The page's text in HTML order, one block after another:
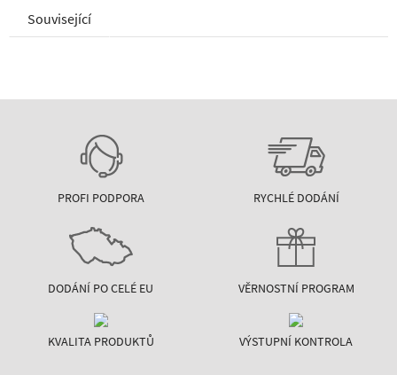
Související
PROFI PODPORA RYCHLÉ DODÁNÍ
DODÁNÍ PO CELÉ EU VĚRNOSTNÍ PROGRAM
KVALITA PRODUKTŮ VÝSTUPNÍ KONTROLA